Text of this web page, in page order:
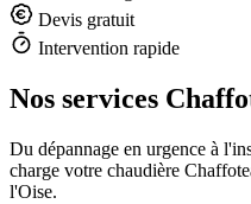
Devis gratuit
Intervention rapide
Nos services
Du dépannage en urgence à
charge votre chaudière
l'Oise.